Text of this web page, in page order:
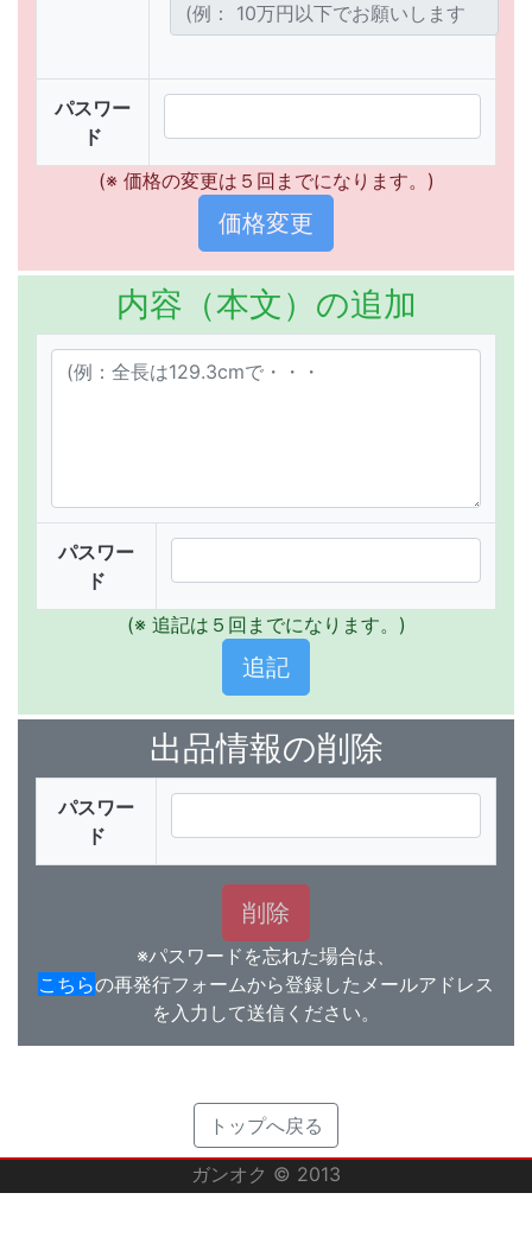
パスワー
ド
(※ 価格の変更は５回までになります。)
内容（本文）の追加
パスワー
ド
(※ 追記は５回までになります。)
出品情報の削除
パスワー
ド
※パスワードを忘れた場合は、
こちらの再発行フォームから登録したメールアドレス
を入力して送信ください。
トップへ戻る
ガンオク © 2013